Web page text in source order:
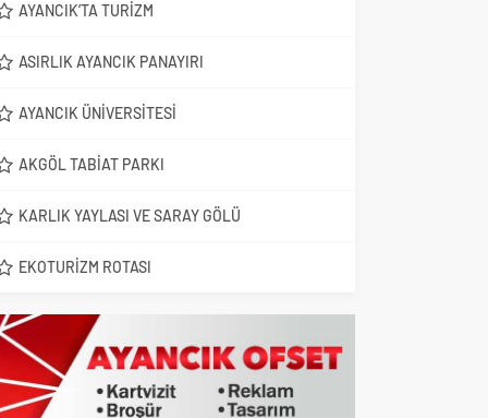
AYANCIK’TA TURIZM
ASIRLIK AYANCIK PANAYIRI
AYANCIK ÜNIVERSITESI
AKGÖL TABIAT PARKI
KARLIK YAYLASI VE SARAY GÖLÜ
EKOTURIZM ROTASI